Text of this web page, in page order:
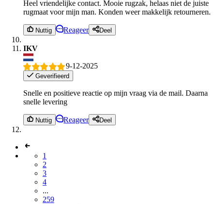
Heel vriendelijke contact. Mooie rugzak, helaas niet de juiste
rugmaat voor mijn man. Konden weer makkelijk retourneren.
Nuttig Reageer Deel
IKV
9-12-2025
Geverifieerd
Snelle en positieve reactie op mijn vraag via de mail. Daarna
snelle levering
Nuttig Reageer Deel
1
2
3
4
...
259